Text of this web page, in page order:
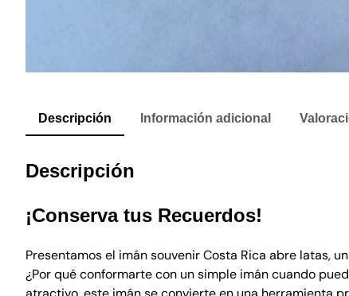
Descripción Información adicional
Descripción
¡Conserva tus Recuerdos!
Presentamos el imán souvenir Costa Rica abre latas,
¿Por qué conformarte con un simple imán cuando